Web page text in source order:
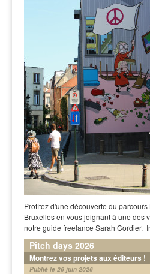
Profitez d'une découverte du
Bruxelles en vous joignant à une des
notre guide freelance Sarah Cordier.
Pitch days 2026
Montrez vos projets aux éditeurs !
Publié le 26 juin 2026